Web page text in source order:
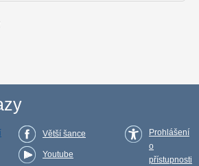
Větší šance
Youtube
Prohlášení
o
přístupnosti